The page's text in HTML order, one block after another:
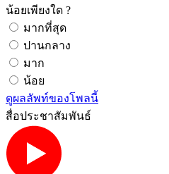
น้อยเพียงใด ?
มากที่สุด
ปานกลาง
มาก
น้อย
ดูผลลัพท์ของโพลนี้
สื่อประชาสัมพันธ์